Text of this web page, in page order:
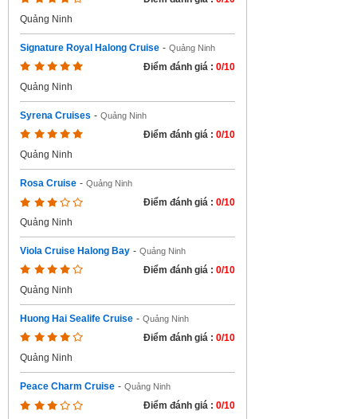
Quảng Ninh
Signature Royal Halong Cruise - Quảng Ninh
Điểm đánh giá : 0/10
Quảng Ninh
Syrena Cruises - Quảng Ninh
Điểm đánh giá : 0/10
Quảng Ninh
Rosa Cruise - Quảng Ninh
Điểm đánh giá : 0/10
Quảng Ninh
Viola Cruise Halong Bay - Quảng Ninh
Điểm đánh giá : 0/10
Quảng Ninh
Huong Hai Sealife Cruise - Quảng Ninh
Điểm đánh giá : 0/10
Quảng Ninh
Peace Charm Cruise - Quảng Ninh
Điểm đánh giá : 0/10